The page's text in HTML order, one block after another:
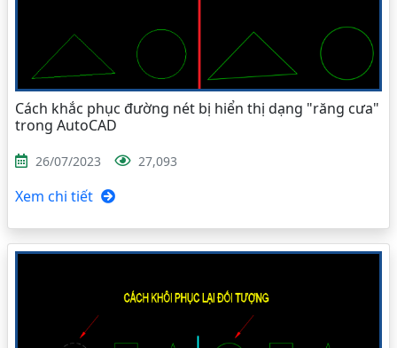
Cách khắc phục đường nét bị hiển thị dạng "răng cưa"
trong AutoCAD
26/07/2023 27,093
Xem chi tiết